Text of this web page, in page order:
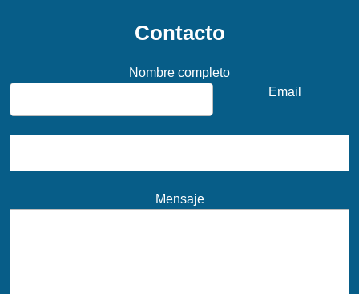
Contacto
Nombre completo
Email
Mensaje